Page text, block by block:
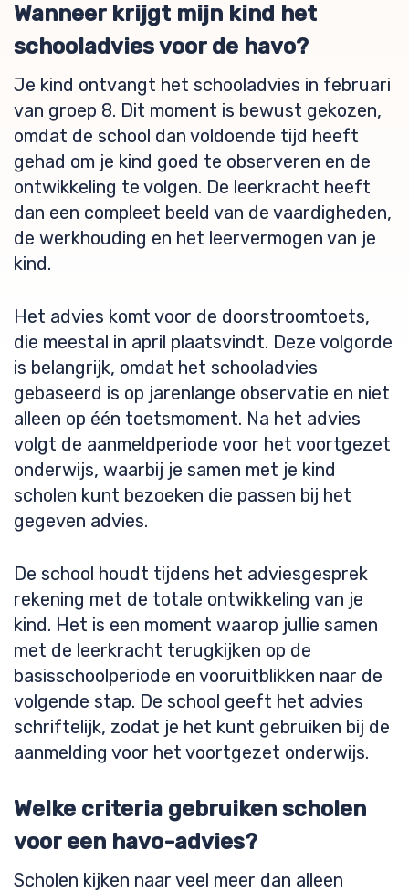
Wanneer krijgt mijn kind het
schooladvies voor de havo?
Je kind ontvangt het schooladvies in februari
van groep 8. Dit moment is bewust gekozen,
omdat de school dan voldoende tijd heeft
gehad om je kind goed te observeren en de
ontwikkeling te volgen. De leerkracht heeft
dan een compleet beeld van de vaardigheden,
de werkhouding en het leervermogen van je
kind.
Het advies komt voor de doorstroomtoets,
die meestal in april plaatsvindt. Deze volgorde
is belangrijk, omdat het schooladvies
gebaseerd is op jarenlange observatie en niet
alleen op één toetsmoment. Na het advies
volgt de aanmeldperiode voor het voortgezet
onderwijs, waarbij je samen met je kind
scholen kunt bezoeken die passen bij het
gegeven advies.
De school houdt tijdens het adviesgesprek
rekening met de totale ontwikkeling van je
kind. Het is een moment waarop jullie samen
met de leerkracht terugkijken op de
basisschoolperiode en vooruitblikken naar de
volgende stap. De school geeft het advies
schriftelijk, zodat je het kunt gebruiken bij de
aanmelding voor het voortgezet onderwijs.
Welke criteria gebruiken scholen
voor een havo-advies?
Scholen kijken naar veel meer dan alleen